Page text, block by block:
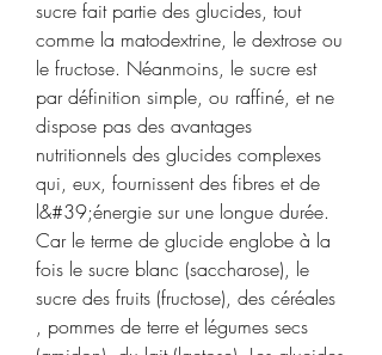
sucre fait partie des glucides, tout
comme la matodextrine, le dextrose ou
le fructose. Néanmoins, le sucre est
par définition simple, ou raffiné, et ne
dispose pas des avantages
nutritionnels des glucides complexes
qui, eux, fournissent des fibres et de
l&#39;énergie sur une longue durée.
Car le terme de glucide englobe à la
fois le sucre blanc (saccharose), le
sucre des fruits (fructose), des céréales
, pommes de terre et légumes secs